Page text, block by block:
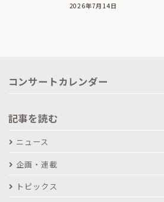
2026年7月14日
コンサートカレンダー
記事を読む
ニュース
企画・連載
トピックス